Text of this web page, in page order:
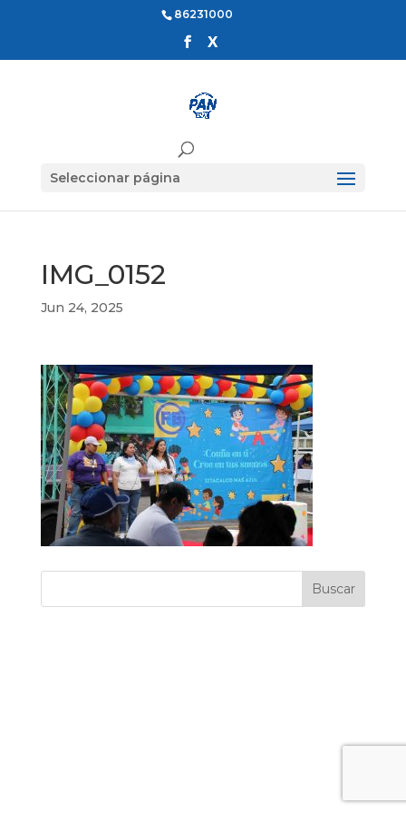
86231000
Seleccionar página
IMG_0152
Jun 24, 2025